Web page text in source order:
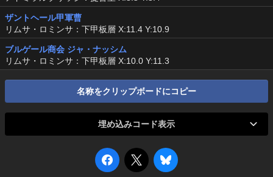
ザントヘール甲軍曹
リムサ・ロミンサ：下甲板層 X:11.4 Y:10.9
ブルゲール商会 ジャ・ナッシム
リムサ・ロミンサ：下甲板層 X:10.0 Y:11.3
名称をクリップボードにコピー
埋め込みコード表示